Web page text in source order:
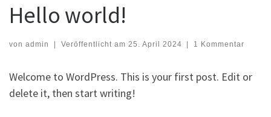
Hello world!
von admin | Veröffentlicht am 25. April 2024 | 1 Kommentar
Welcome to WordPress. This is your first post. Edit or
delete it, then start writing!